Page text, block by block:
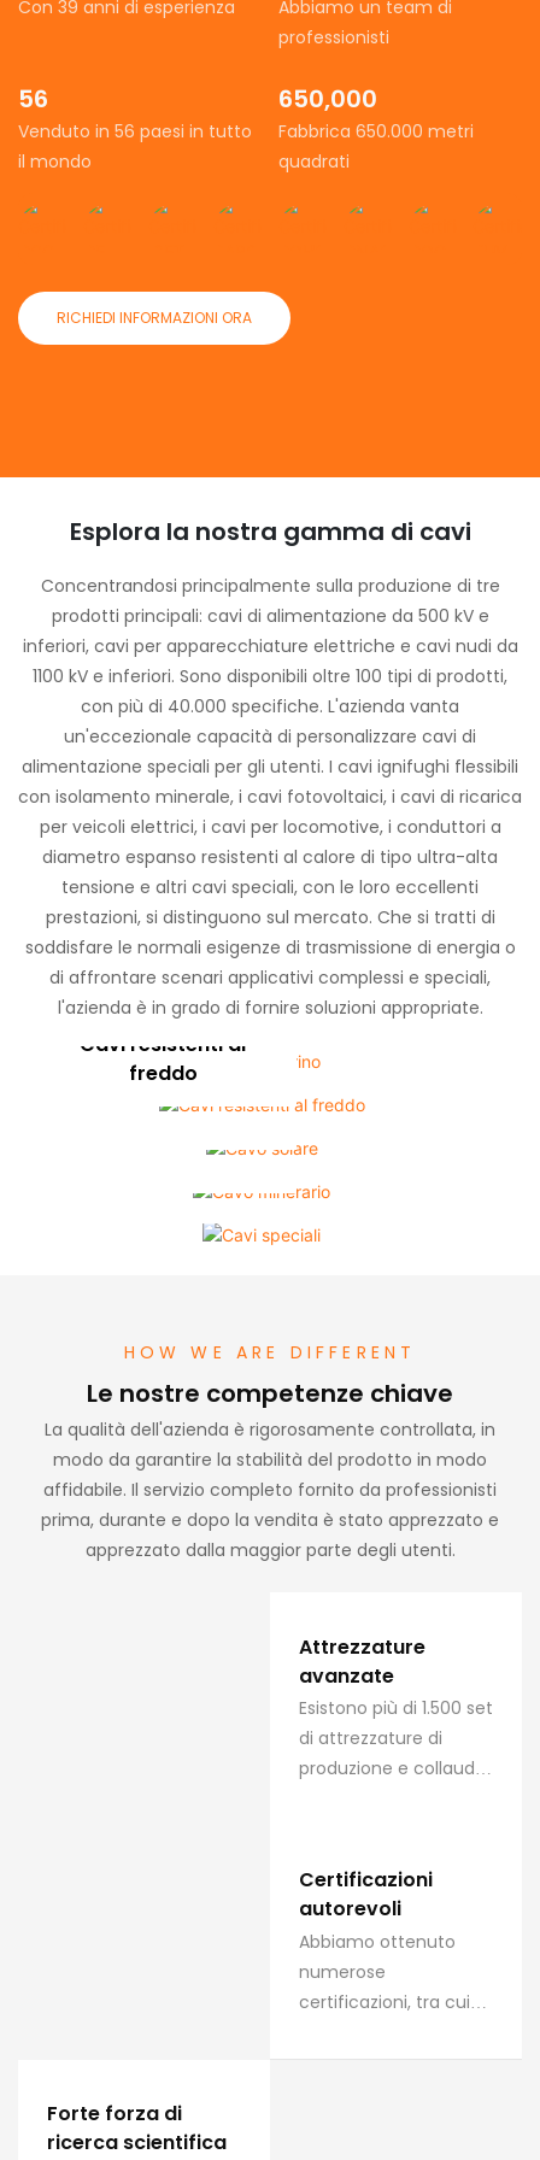
Con 39 anni di esperienza
Abbiamo un team di
professionisti
56
Venduto in 56 paesi in tutto
il mondo
650,000
Fabbrica 650.000 metri
quadrati
RICHIEDI INFORMAZIONI ORA
Esplora la nostra gamma di cavi
Concentrandosi principalmente sulla produzione di tre
prodotti principali: cavi di alimentazione da 500 kV e
inferiori, cavi per apparecchiature elettriche e cavi nudi da
1100 kV e inferiori. Sono disponibili oltre 100 tipi di prodotti,
con più di 40.000 specifiche. L'azienda vanta
un'eccezionale capacità di personalizzare cavi di
alimentazione speciali per gli utenti. I cavi ignifughi flessibili
con isolamento minerale, i cavi fotovoltaici, i cavi di ricarica
per veicoli elettrici, i cavi per locomotive, i conduttori a
diametro espanso resistenti al calore di tipo ultra-alta
tensione e altri cavi speciali, con le loro eccellenti
prestazioni, si distinguono sul mercato. Che si tratti di
soddisfare le normali esigenze di trasmissione di energia o
di affrontare scenari applicativi complessi e speciali,
l'azienda è in grado di fornire soluzioni appropriate.
Cavi resistenti al
freddo
Cavo solare
Cavo minerario
Cavi speciali
HOW WE ARE DIFFERENT
Le nostre competenze chiave
La qualità dell'azienda è rigorosamente controllata, in
modo da garantire la stabilità del prodotto in modo
affidabile. Il servizio completo fornito da professionisti
prima, durante e dopo la vendita è stato apprezzato e
apprezzato dalla maggior parte degli utenti.
Attrezzature
avanzate
Esistono più di 1.500 set
di attrezzature di
produzione e collaudo
reticolati ad altissima
tensione di tipo
verticale VCV e di tipo
catenario CCV della
Finland Maillefer
Certificazioni
autorevoli
Abbiamo ottenuto
numerose
certificazioni, tra cui
Type Test Report
Forte forza di
ricerca scientifica